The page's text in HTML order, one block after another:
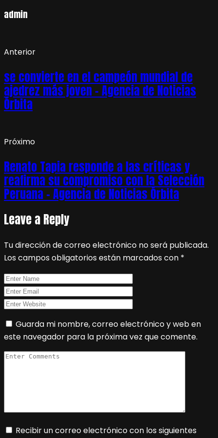
admin
Anterior
se convierte en el campeón mundial de
ajedrez más joven – Agencia de Noticias
Órbita
Próximo
Renato Tapia responde a las críticas y
reafirma su compromiso con la Selección
Peruana – Agencia de Noticias Órbita
Leave a Reply
Tu dirección de correo electrónico no será publicada.
Los campos obligatorios están marcados con *
Guarda mi nombre, correo electrónico y web en
este navegador para la próxima vez que comente.
Recibir un correo electrónico con los siguientes